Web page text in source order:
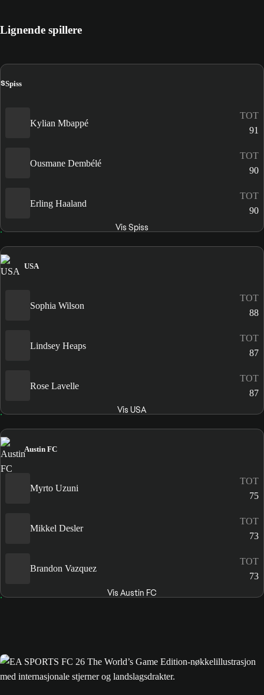
Lignende spillere
SSpiss
Kylian Mbappé
TOT
91
Ousmane Dembélé
TOT
90
Erling Haaland
TOT
90
Vis Spiss
USA
Sophia Wilson
TOT
88
Lindsey Heaps
TOT
87
Rose Lavelle
TOT
87
Vis USA
Austin FC
Myrto Uzuni
TOT
75
Mikkel Desler
TOT
73
Brandon Vazquez
TOT
73
Vis Austin FC